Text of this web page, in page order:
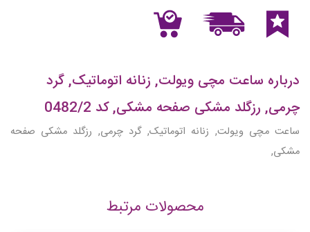
درباره ساعت مچی ویولت, زنانه اتوماتیک, گرد
چرمی, رزگلد مشکی صفحه مشکی, کد 0482/2
ساعت مچی ویولت, زنانه اتوماتیک, گرد چرمی, رزگلد مشکی صفحه
مشکی,
محصولات مرتبط